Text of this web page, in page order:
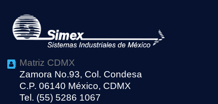
Matriz CDMX
Zamora No.93, Col. Condesa
C.P. 06140 México, CDMX
Tel. (55) 5286 1067